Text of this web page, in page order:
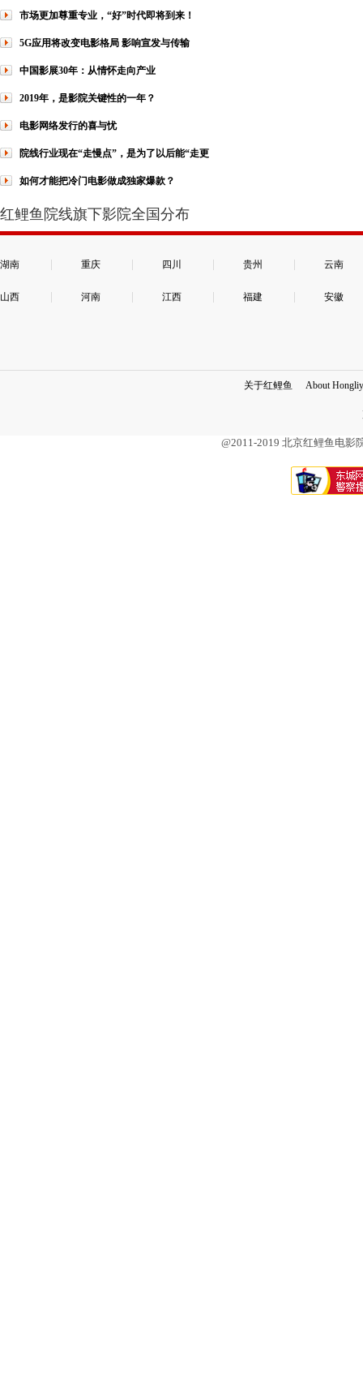
市场更加尊重专业，“好”时代即将到来！
5G应用将改变电影格局 影响宣发与传输
中国影展30年：从情怀走向产业
2019年，是影院关键性的一年？
电影网络发行的喜与忧
院线行业现在“走慢点”，是为了以后能“走更
如何才能把冷门电影做成独家爆款？
红鲤鱼院线旗下影院全国分布
湖南 重庆 四川 贵州 云南
山西 河南 江西 福建 安徽
关于红鲤鱼 About
@2011-2019 北京红鲤鱼电影